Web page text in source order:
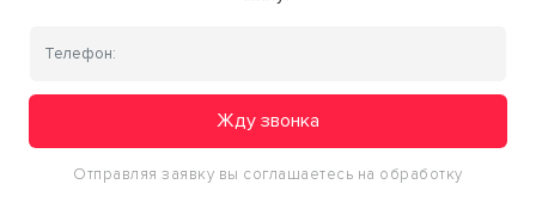
Жду звонка
Отправляя заявку вы соглашаетесь на обработку